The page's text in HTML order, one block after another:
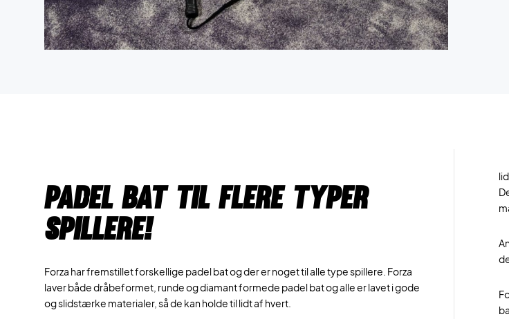
Padel bat til flere typer
spillere!
Forza har fremstillet forskellige padel bat og der er noget til alle type spillere. Forza
laver både dråbeformet, runde og diamant formede padel bat og alle er lavet i gode
og slidstærke materialer, så de kan holde til lidt af hvert.